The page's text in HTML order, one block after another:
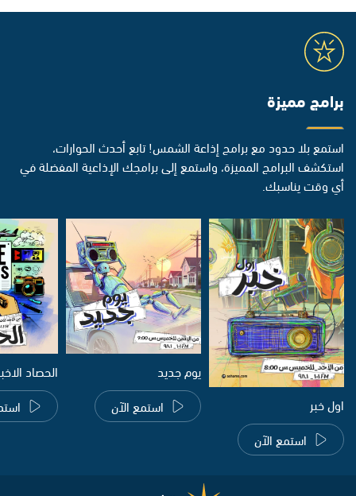
برامج مميزة
استمع بلا حدود مع برامج إذاعة الشمس! تابع أحدث الحوارات،
استكشف البرامج المميزة، واستمع إلى برامجك الإذاعية المفضلة في
أي وقت يناسبك.
اول خبر
استمع الآن
يوم جديد
استمع الآن
الحصاد